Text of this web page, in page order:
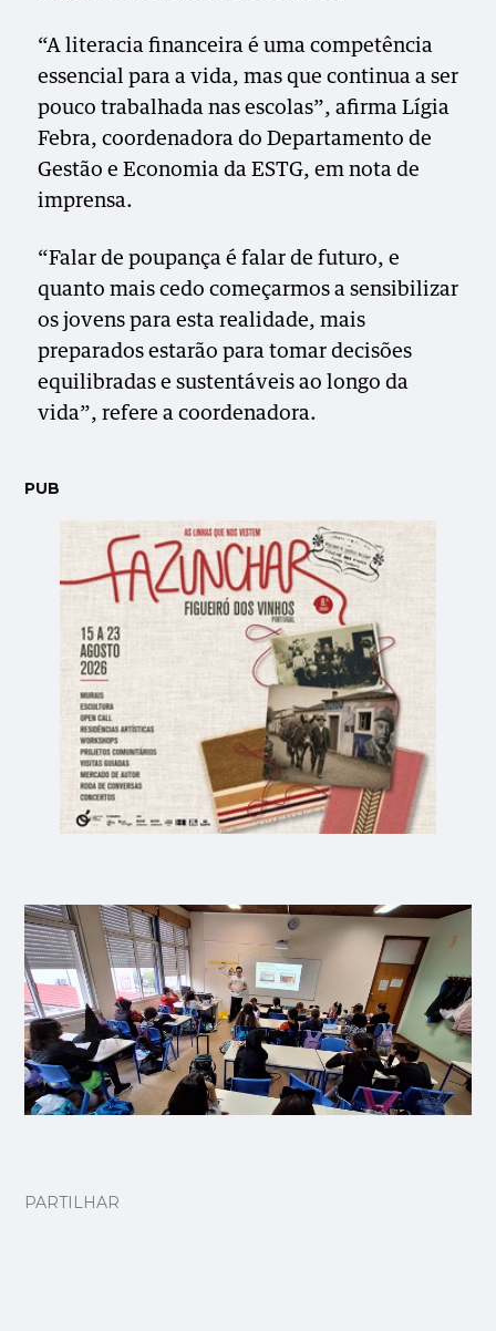
“A literacia financeira é uma competência
essencial para a vida, mas que continua a ser
pouco trabalhada nas escolas”, afirma Lígia
Febra, coordenadora do Departamento de
Gestão e Economia da ESTG, em nota de
imprensa.
“Falar de poupança é falar de futuro, e
quanto mais cedo começarmos a sensibilizar
os jovens para esta realidade, mais
preparados estarão para tomar decisões
equilibradas e sustentáveis ao longo da
vida”, refere a coordenadora.
PUB
PARTILHAR